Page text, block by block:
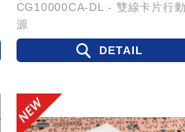
CG10000CA-DL - 雙線卡片行
源
DETAIL